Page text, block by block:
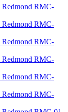
Redmond RMC-
Redmond RMC-
Redmond RMC-
Redmond RMC-
Redmond RMC-
Redmond RMC-